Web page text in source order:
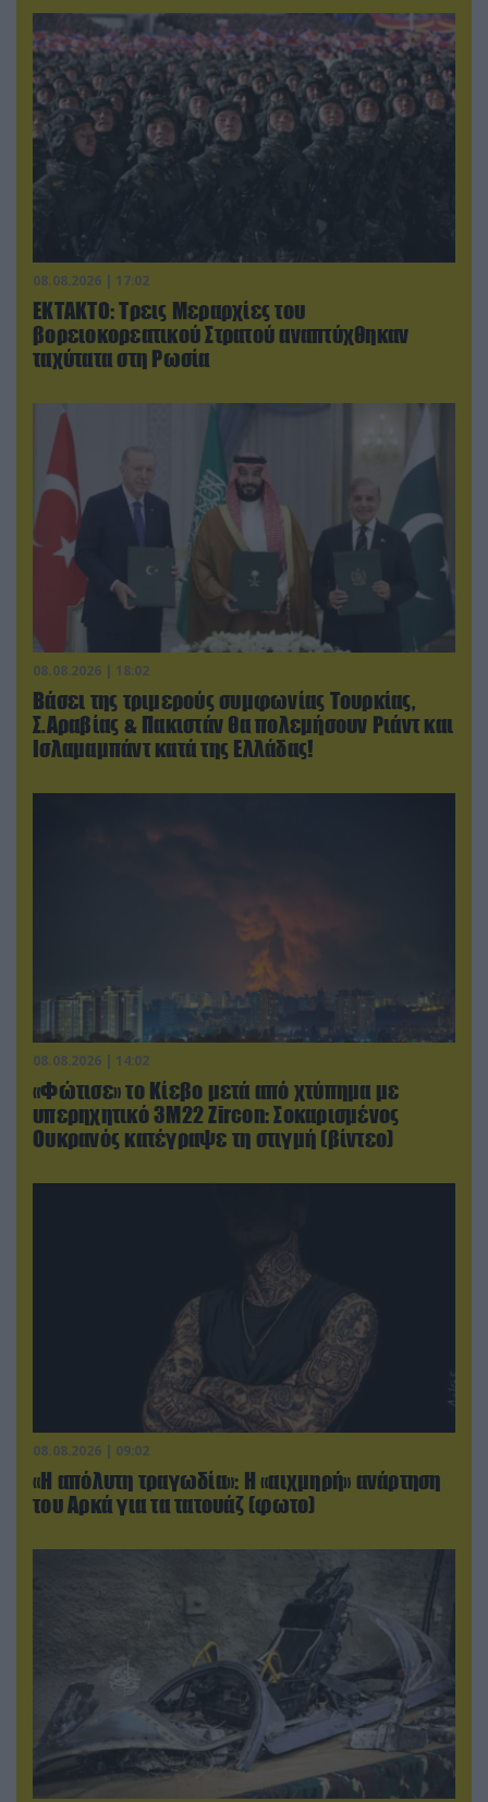
08.08.2026 | 17:02
ΕΚΤΑΚΤΟ: Τρεις Μεραρχίες του
βορειοκορεατικού Στρατού αναπτύχθηκαν
ταχύτατα στη Ρωσία
08.08.2026 | 18:02
Βάσει της τριμερούς συμφωνίας Τουρκίας,
Σ.Αραβίας & Πακιστάν θα πολεμήσουν Ριάντ και
Ισλαμαμπάντ κατά της Ελλάδας!
08.08.2026 | 14:02
«Φώτισε» το Κίεβο μετά από χτύπημα με
υπερηχητικό 3M22 Zircon: Σοκαρισμένος
Ουκρανός κατέγραψε τη στιγμή (βίντεο)
08.08.2026 | 09:02
«Η απόλυτη τραγωδία»: Η «αιχμηρή» ανάρτηση
του Αρκά για τα τατουάζ (φωτο)